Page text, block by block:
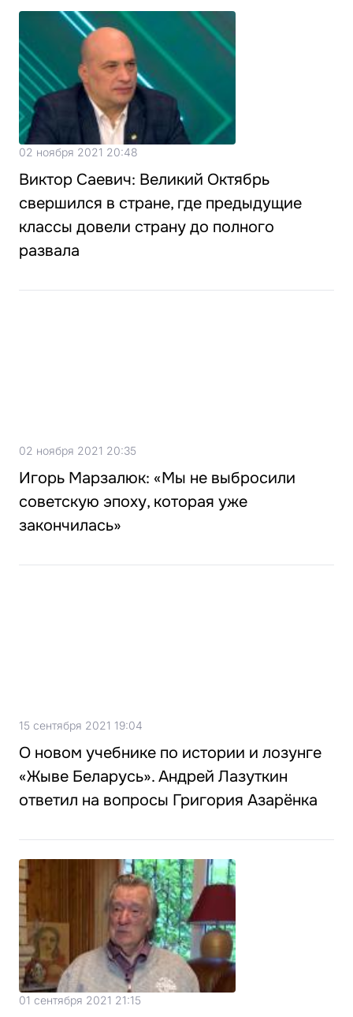
02 ноября 2021 20:48
Виктор Саевич: Великий Октябрь
свершился в стране, где предыдущие
классы довели страну до полного
развала
02 ноября 2021 20:35
Игорь Марзалюк: «Мы не выбросили
советскую эпоху, которая уже
закончилась»
15 сентября 2021 19:04
О новом учебнике по истории и лозунге
«Жыве Беларусь». Андрей Лазуткин
ответил на вопросы Григория Азарёнка
01 сентября 2021 21:15